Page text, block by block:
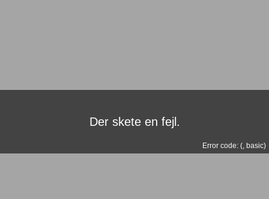
Der skete en fejl.
Error code: (, basic)